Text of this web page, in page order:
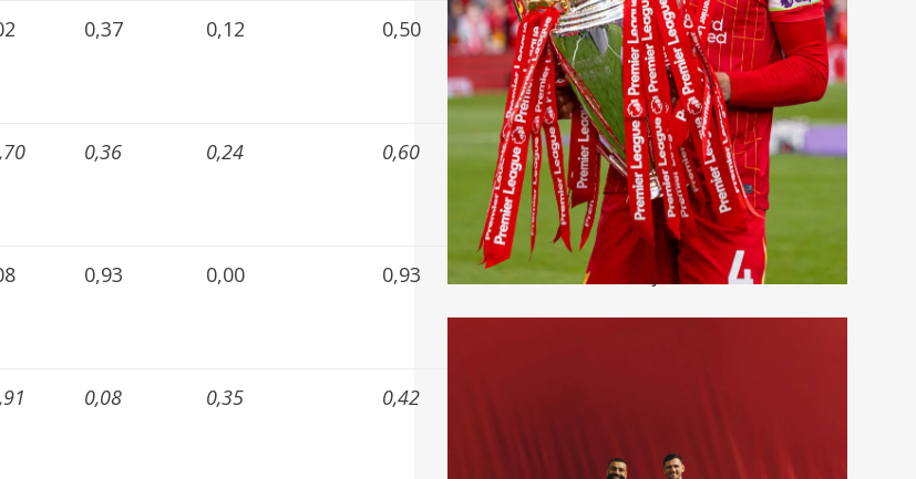
0,37 0,12 0,50 Ajax
0,36 0,24 0,60
Jong
Ajax
0,93 0,00 0,93 Ajax
0,08 0,35 0,42